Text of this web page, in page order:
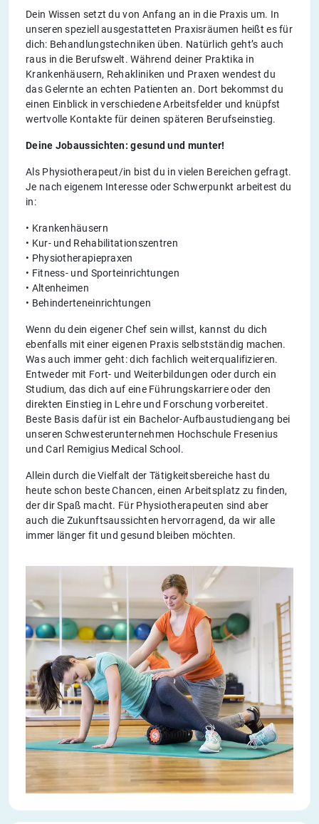
Dein Wissen setzt du von Anfang an in die Praxis um. In
unseren speziell ausgestatteten Praxisräumen heißt es für
dich: Behandlungstechniken üben. Natürlich geht’s auch
raus in die Berufswelt. Während deiner Praktika in
Krankenhäusern, Rehakliniken und Praxen wendest du
das Gelernte an echten Patienten an. Dort bekommst du
einen Einblick in verschiedene Arbeitsfelder und knüpfst
wertvolle Kontakte für deinen späteren Berufseinstieg.
Deine Jobaussichten: gesund und munter!
Als Physiotherapeut/in bist du in vielen Bereichen gefragt.
Je nach eigenem Interesse oder Schwerpunkt arbeitest du
in:
• Krankenhäusern
• Kur- und Rehabilitationszentren
• Physiotherapiepraxen
• Fitness- und Sporteinrichtungen
• Altenheimen
• Behinderteneinrichtungen
Wenn du dein eigener Chef sein willst, kannst du dich
ebenfalls mit einer eigenen Praxis selbstständig machen.
Was auch immer geht: dich fachlich weiterqualifizieren.
Entweder mit Fort- und Weiterbildungen oder durch ein
Studium, das dich auf eine Führungskarriere oder den
direkten Einstieg in Lehre und Forschung vorbereitet.
Beste Basis dafür ist ein Bachelor-Aufbaustudiengang bei
unseren Schwesterunternehmen Hochschule Fresenius
und Carl Remigius Medical School.
Allein durch die Vielfalt der Tätigkeitsbereiche hast du
heute schon beste Chancen, einen Arbeitsplatz zu finden,
der dir Spaß macht. Für Physiotherapeuten sind aber
auch die Zukunftsaussichten hervorragend, da wir alle
immer länger fit und gesund bleiben möchten.